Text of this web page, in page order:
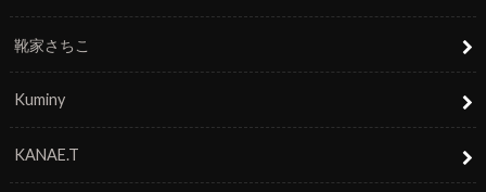
靴家さちこ
Kuminy
KANAE.T